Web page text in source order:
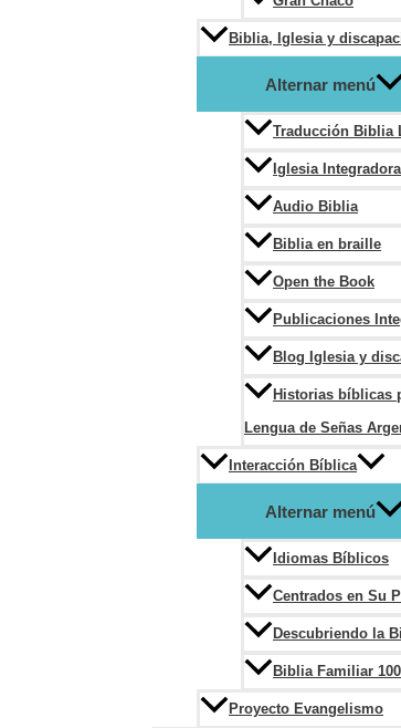
Biblia, Iglesia y
Alternar menú
Traducción Biblia
Iglesia Integradora
Audio Biblia
Biblia en braille
Open the Book
Publicaciones
Blog Iglesia y
Historias bíblicas
Lengua de Señas
Interacción Bíblica
Alternar menú
Idiomas Bíblicos
Centrados en Su
Descubriendo la
Biblia Familiar
Proyecto Evangelismo